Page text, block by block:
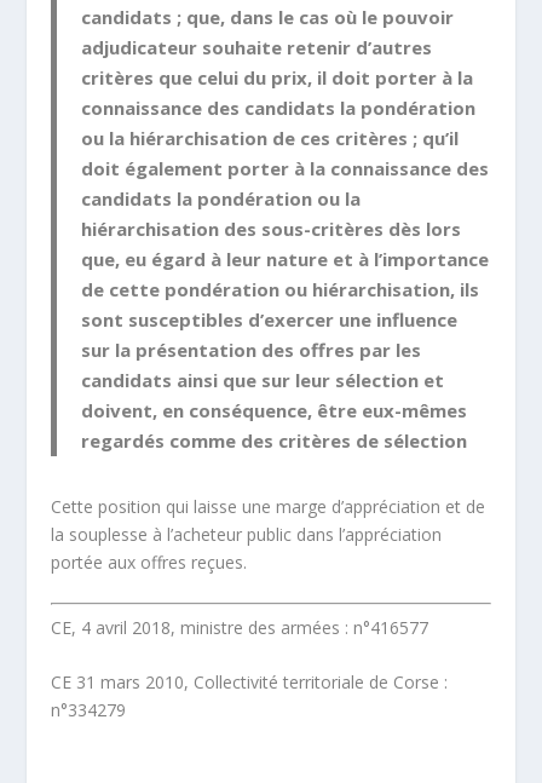
candidats ; que, dans le cas où le pouvoir
adjudicateur souhaite retenir d’autres
critères que celui du prix, il doit porter à la
connaissance des candidats la pondération
ou la hiérarchisation de ces critères ; qu’il
doit également porter à la connaissance des
candidats la pondération ou la
hiérarchisation des sous-critères dès lors
que, eu égard à leur nature et à l’importance
de cette pondération ou hiérarchisation, ils
sont susceptibles d’exercer une influence
sur la présentation des offres par les
candidats ainsi que sur leur sélection et
doivent, en conséquence, être eux-mêmes
regardés comme des critères de sélection
Cette position qui laisse une marge d’appréciation et de
la souplesse à l’acheteur public dans l’appréciation
portée aux offres reçues.
CE, 4 avril 2018, ministre des armées : n°416577
CE 31 mars 2010, Collectivité territoriale de Corse :
n°334279